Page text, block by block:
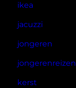
ikea
jacuzzi
jongeren
jongerenreizen
kerst